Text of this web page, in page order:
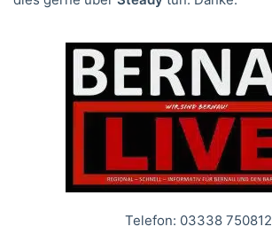
Telefon: 03338 750812